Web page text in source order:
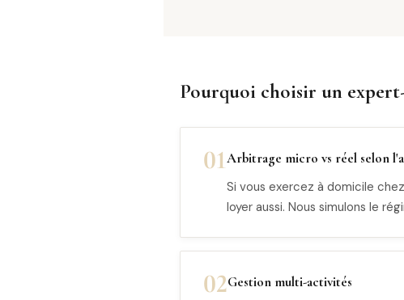
Pourquoi choisir un
01Arbitrage micro vs réel selon
Si vous exercez à domicile
loyer aussi. Nous simulons le
02Gestion multi-activités